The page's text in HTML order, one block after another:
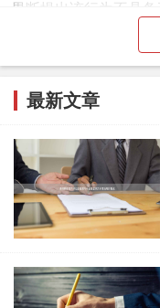
果断提出该行为不具
而从根本上否定犯罪
范围
核心策略： 论证当事
列举的四种情形或其
法律依据： 该罪采用“
乱市场秩序的行为。
最新文章